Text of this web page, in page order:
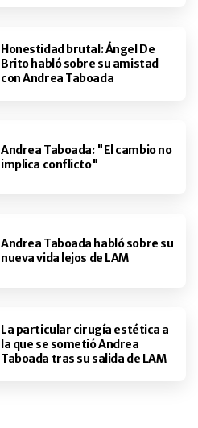
Honestidad brutal: Ángel De
Brito habló sobre su amistad
con Andrea Taboada
Andrea Taboada: "El cambio no
implica conflicto"
Andrea Taboada habló sobre su
nueva vida lejos de LAM
La particular cirugía estética a
la que se sometió Andrea
Taboada tras su salida de LAM